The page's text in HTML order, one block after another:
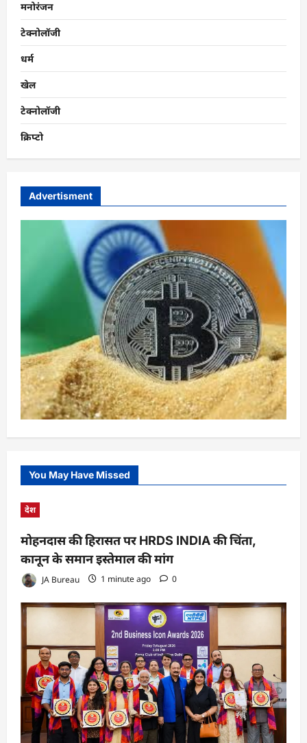
मनोरंजन
टेक्नोलॉजी
धर्म
खेल
टेक्नोलॉजी
क्रिप्टो
Advertisment
You May Have Missed
देश
मोहनदास की हिरासत पर HRDS INDIA की चिंता,
कानून के समान इस्तेमाल की मांग
JA Bureau 1 minute ago 0